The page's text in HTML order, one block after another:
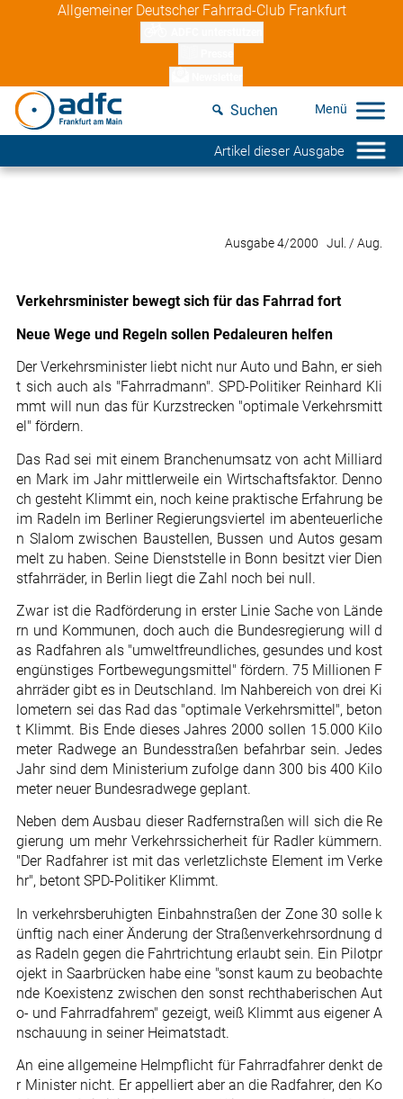
Allgemeiner Deutscher Fahrrad-Club Frankfurt
Suchen
Artikel dieser Ausgabe
Ausgabe 4/2000 Jul. / Aug.
Verkehrsminister bewegt sich für das Fahrrad fort
Neue Wege und Regeln sollen Pedaleuren helfen
Der Verkehrsminister liebt nicht nur Auto und Bahn, er sieh
t sich auch als "Fahrradmann". SPD-Politiker Reinhard Kli
mmt will nun das für Kurzstrecken "optimale Verkehrsmitt
el" fördern.
Das Rad sei mit einem Branchenumsatz von acht Milliard
en Mark im Jahr mittlerweile ein Wirtschaftsfaktor. Denno
ch gesteht Klimmt ein, noch keine praktische Erfahrung be
im Radeln im Berliner Regierungsviertel im abenteuerliche
n Slalom zwischen Baustellen, Bussen und Autos gesam
melt zu haben. Seine Dienststelle in Bonn besitzt vier Dien
stfahrräder, in Berlin liegt die Zahl noch bei null.
Zwar ist die Radförderung in erster Linie Sache von Lände
rn und Kommunen, doch auch die Bundesregierung will d
as Radfahren als "umweltfreundliches, gesundes und kost
engünstiges Fortbewegungsmittel" fördern. 75 Millionen F
ahrräder gibt es in Deutschland. Im Nahbereich von drei Ki
lometern sei das Rad das "optimale Verkehrsmittel", beton
t Klimmt. Bis Ende dieses Jahres 2000 sollen 15.000 Kilo
meter Radwege an Bundesstraßen befahrbar sein. Jedes
Jahr sind dem Ministerium zufolge dann 300 bis 400 Kilo
meter neuer Bundesradwege geplant.
Neben dem Ausbau dieser Radfernstraßen will sich die Re
gierung um mehr Verkehrssicherheit für Radler kümmern.
"Der Radfahrer ist mit das verletzlichste Element im Verke
hr", betont SPD-Politiker Klimmt.
In verkehrsberuhigten Einbahnstraßen der Zone 30 solle k
ünftig nach einer Änderung der Straßenverkehrsordnung d
as Radeln gegen die Fahrtrichtung erlaubt sein. Ein Pilotpr
ojekt in Saarbrücken habe eine "sonst kaum zu beobachte
nde Koexistenz zwischen den sonst rechthaberischen Aut
o- und Fahrradfahrem" gezeigt, weiß Klimmt aus eigener A
nschauung in seiner Heimatstadt.
An eine allgemeine Helmpflicht für Fahrradfahrer denkt de
r Minister nicht. Er appelliert aber an die Radfahrer, den Ko